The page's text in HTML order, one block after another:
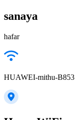
sanaya
hafar
HUAWEI-mithu-B853